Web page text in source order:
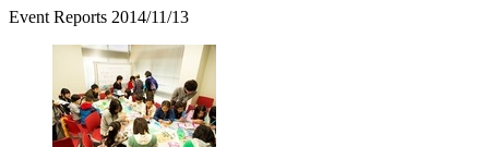
Event Reports 2014/11/13